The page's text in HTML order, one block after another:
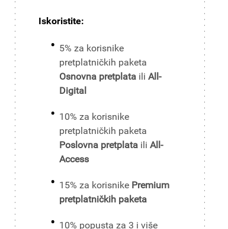
Iskoristite:
5% za korisnike
pretplatničkih paketa
Osnovna pretplata ili All-
Digital
10% za korisnike
pretplatničkih paketa
Poslovna pretplata ili All-
Access
15% za korisnike Premium
pretplatničkih paketa
10% popusta za 3 i više